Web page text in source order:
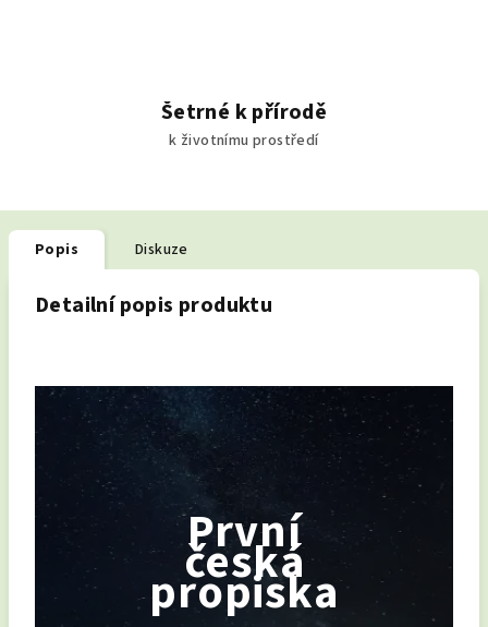
Šetrné k přírodě
k životnímu prostředí
Popis Diskuze
Detailní popis produktu
První
česká
propiska